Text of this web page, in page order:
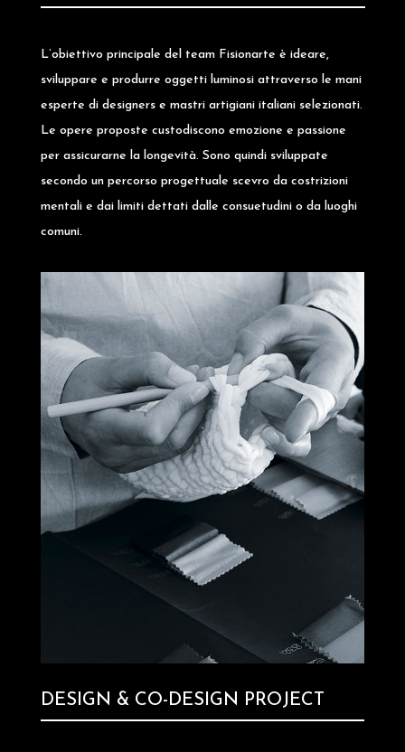
L’obiettivo principale del team Fisionarte è ideare,
sviluppare e produrre oggetti luminosi attraverso le mani
esperte di designers e mastri artigiani italiani selezionati.
Le opere proposte custodiscono emozione e passione
per assicurarne la longevità. Sono quindi sviluppate
secondo un percorso progettuale scevro da costrizioni
mentali e dai limiti dettati dalle consuetudini o da luoghi
comuni.
DESIGN & CO-DESIGN PROJECT